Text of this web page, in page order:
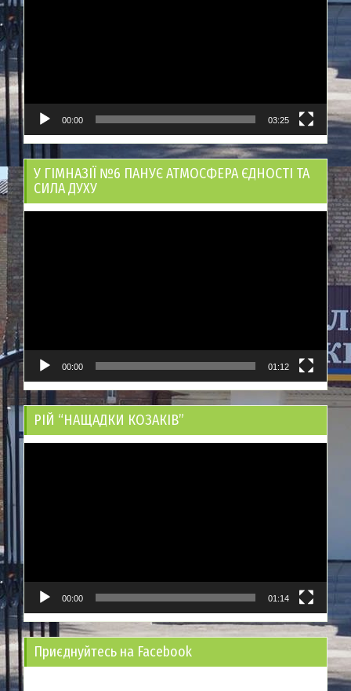
00:00 03:25
У ГІМНАЗІЇ №6 ПАНУЄ АТМОСФЕРА ЄДНОСТІ ТА
СИЛА ДУХУ
00:00 01:12
РІЙ “НАЩАДКИ КОЗАКІВ”
00:00 01:14
Приєднуйтесь на Facebook